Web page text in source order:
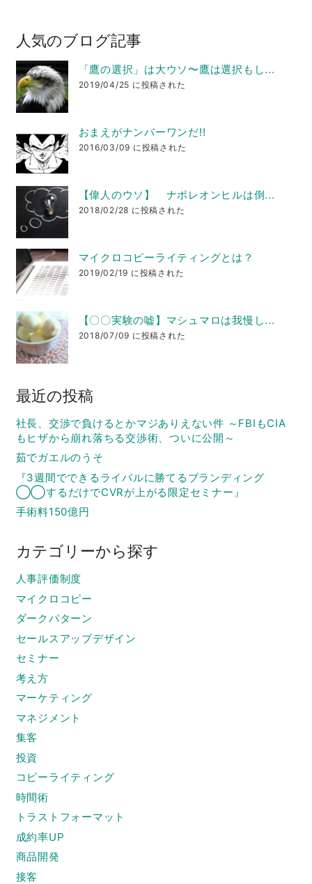
人気のブログ記事
「鷹の選択」は大ウソ〜鷹は選択もし...
2019/04/25 に投稿された
おまえがナンバーワンだ!!
2016/03/09 に投稿された
【偉人のウソ】 ナポレオンヒルは倒...
2018/02/28 に投稿された
マイクロコピーライティングとは？
2019/02/19 に投稿された
【〇〇実験の嘘】マシュマロは我慢し...
2018/07/09 に投稿された
最近の投稿
社長、交渉で負けるとかマジありえない件 ～FBIもCIA
もヒザから崩れ落ちる交渉術、ついに公開～
茹でガエルのうそ
『3週間でできるライバルに勝てるブランディング
◯◯するだけでCVRが上がる限定セミナー』
手術料150億円
カテゴリーから探す
人事評価制度
マイクロコピー
ダークパターン
セールスアップデザイン
セミナー
考え方
マーケティング
マネジメント
集客
投資
コピーライティング
時間術
トラストフォーマット
成約率UP
商品開発
接客